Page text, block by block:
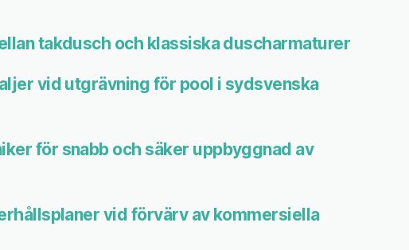
takdusch och klassiska duscharmaturer
vid utgrävning för pool i sydsvenska
för snabb och säker uppbyggnad av
vid förvärv av kommersiella